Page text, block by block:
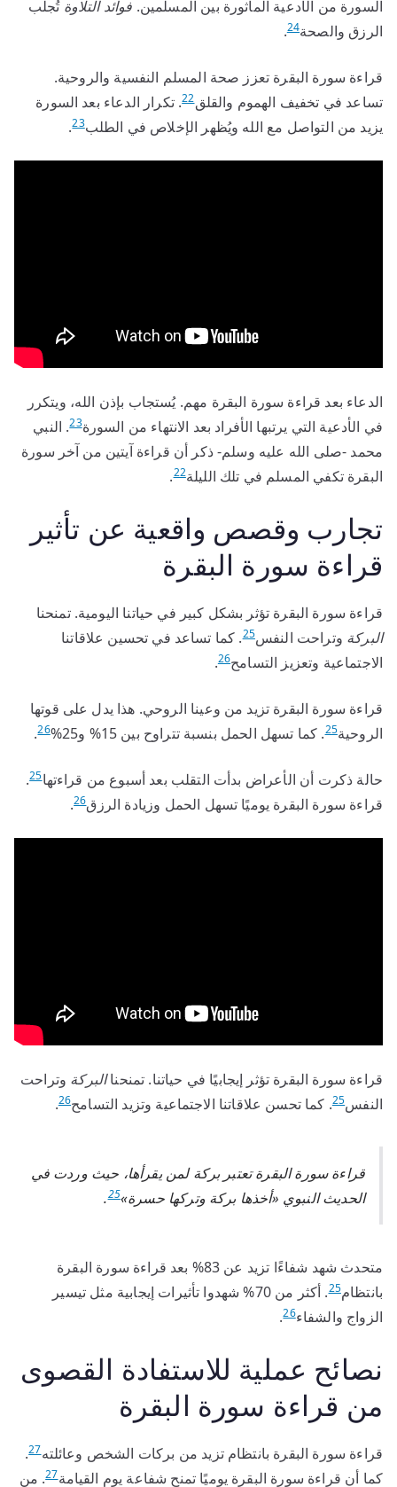
السورة من الأدعية المأثورة بين المسلمين. فوائد التلاوة تُجلب
الرزق والصحة24
.
قراءة سورة البقرة تعزز صحة المسلم النفسية والروحية.
تساعد في تخفيف الهموم والقلق22. تكرار الدعاء بعد السورة
يزيد من التواصل مع الله ويُظهر الإخلاص في الطلب23
.
الدعاء بعد قراءة سورة البقرة مهم. يُستجاب بإذن الله، ويتكرر
في الأدعية التي يرتبها الأفراد بعد الانتهاء من السورة23. النبي
محمد -صلى الله عليه وسلم- ذكر أن قراءة آيتين من آخر سورة
البقرة تكفي المسلم في تلك الليلة22
.
تجارب وقصص واقعية عن تأثير
قراءة سورة البقرة
قراءة سورة البقرة تؤثر بشكل كبير في حياتنا اليومية. تمنحنا
البركة وتراحت النفس25. كما تساعد في تحسين علاقاتنا
الاجتماعية وتعزيز التسامح26
.
قراءة سورة البقرة تزيد من وعينا الروحي. هذا يدل على قوتها
الروحية25. كما تسهل الحمل بنسبة تتراوح بين 15% و25% 26
.
حالة ذكرت أن الأعراض بدأت التقلب بعد أسبوع من قراءتها25
.
قراءة سورة البقرة يوميًا تسهل الحمل وزيادة الرزق26
.
قراءة سورة البقرة تؤثر إيجابيًا في حياتنا. تمنحناالبركة وتراحت
النفس25. كما تحسن علاقاتنا الاجتماعية وتزيد التسامح26
.
قراءة سورة البقرة تعتبر بركة لمن يقرأها، حيث وردت في
الحديث النبوي «أخذها بركة وتركها حسرة»25
.
متحدث شهد شفاءًا تزيد عن 83% بعد قراءة سورة البقرة
بانتظام25
. أكثر من 70% شهدوا تأثيرات إيجابية مثل تيسير
الزواج والشفاء26
.
نصائح عملية للاستفادة القصوى
من قراءة سورة البقرة
قراءة سورة البقرة بانتظام تزيد من بركات الشخص وعائلته27
.
كما أن قراءة سورة البقرة يوميًا تمنح شفاعة يوم القيامة27. من